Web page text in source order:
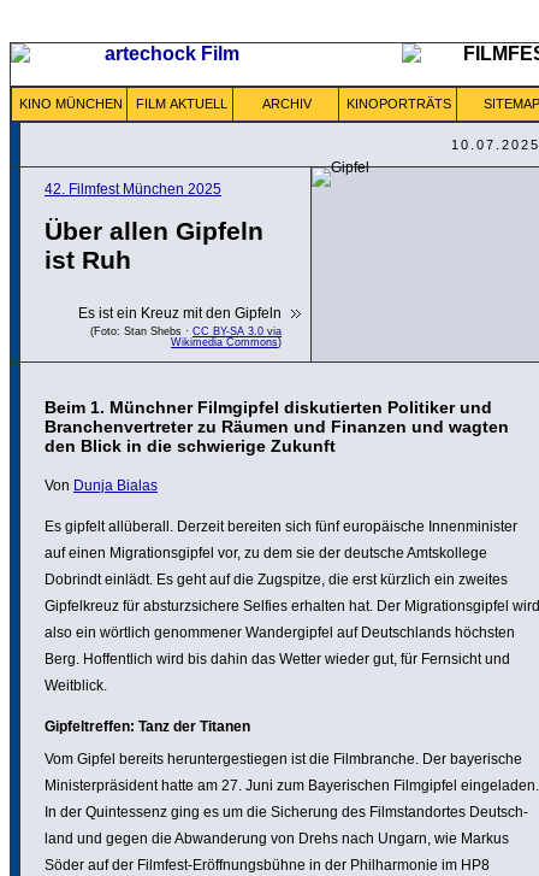
KINO MÜNCHEN FILM AKTUELL ARCHIV KINOPORTRÄTS SITEMAP
10.07.2025
42. Filmfest München 2025
Über allen Gipfeln
ist Ruh
Es ist ein Kreuz mit den Gipfeln
(Foto: Stan Shebs · CC BY-SA 3.0 via
Wikimedia Commons)
Beim 1. Münchner Filmgipfel diskutierten Politiker und
Branchenvertreter zu Räumen und Finanzen und wagten
den Blick in die schwierige Zukunft
Von Dunja Bialas
Es gipfelt allü­berall. Derzeit bereiten sich fünf europäi­sche Innen­mi­nister
auf einen Migra­ti­ons­gipfel vor, zu dem sie der deutsche Amts­kol­lege
Dobrindt einlädt. Es geht auf die Zugspitze, die erst kürzlich ein zweites
Gipfel­kreuz für absturz­si­chere Selfies erhalten hat. Der Migra­ti­ons­gipfel wird
also ein wörtlich genom­mener Wander­gipfel auf Deutsch­lands höchsten
Berg. Hoffent­lich wird bis dahin das Wetter wieder gut, für Fernsicht und
Weitblick.
Gipfel­treffen: Tanz der Titanen
Vom Gipfel bereits herun­ter­ge­stiegen ist die Film­branche. Der baye­ri­sche
Minis­ter­prä­si­dent hatte am 27. Juni zum Baye­ri­schen Film­gipfel einge­laden.
In der Quint­essenz ging es um die Sicherung des Film­stand­ortes Deutsch­
land und gegen die Abwan­de­rung von Drehs nach Ungarn, wie Markus
Söder auf der Filmfest-Eröff­nungs­bühne in der Phil­har­monie im HP8